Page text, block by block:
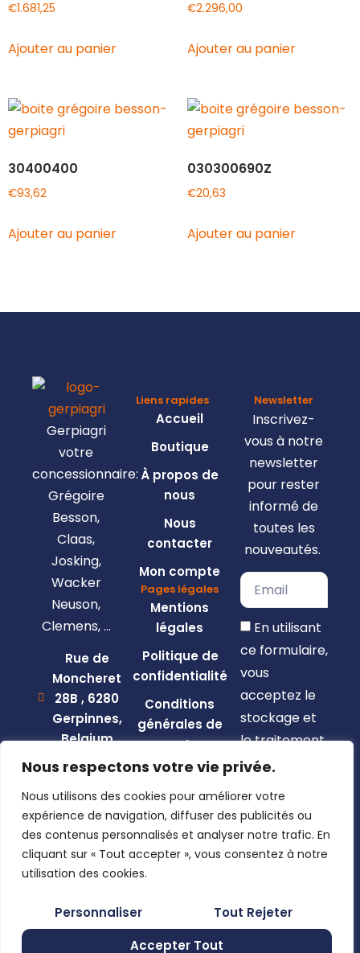
Nous respectons votre vie privée.
Nous utilisons des cookies pour améliorer votre
expérience de navigation, diffuser des publicités ou
des contenus personnalisés et analyser notre trafic. En
cliquant sur « Tout accepter », vous consentez à notre
utilisation des cookies.
Personnaliser
Tout Rejeter
Accepter Tout
€1.681,25
Ajouter au panier
€2.296,00
Ajouter au panier
30400400
€93,62
Ajouter au panier
030300690Z
€20,63
Ajouter au panier
Gerpiagri
votre
concessionnaire:
Grégoire
Besson,
Claas,
Josking,
Wacker
Neuson,
Clemens, …
Rue de
Moncheret
28B , 6280
Gerpinnes,
Belgium
+32 492
marcellin@gerpiagri.be
BE
0793.946.582
Liens rapides
Accueil
Boutique
À propos de
nous
Nous
contacter
Mon compte
Pages légales
Mentions
légales
Politique de
confidentialité
Conditions
générales de
vente
Newsletter
Inscrivez-
vous à notre
newsletter
pour rester
informé de
toutes les
nouveautés.
En utilisant
ce formulaire,
vous
acceptez le
stockage et
le traitement
de vos
ce site web.
S'inscrire